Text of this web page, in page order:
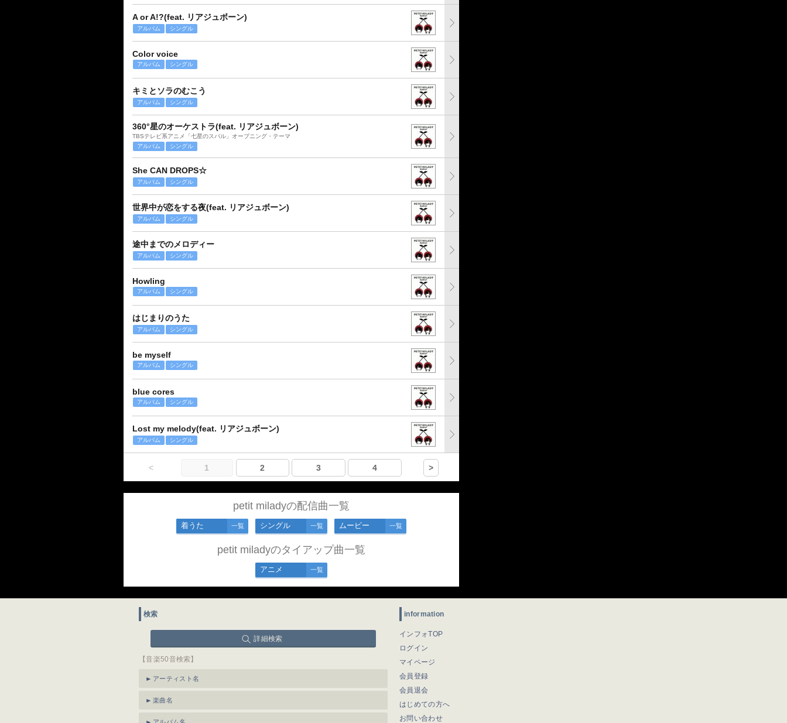
A or A!?(feat. リアジュボーン)
アルバム シングル
Color voice
アルバム シングル
キミとソラのむこう
アルバム シングル
360°星のオーケストラ(feat. リアジュボーン)
TBSテレビ系アニメ「七星のスバル」オープニング・テーマ
アルバム
シングル
She CAN DROPS☆
アルバム シングル
世界中が恋をする夜(feat. リアジュボーン)
アルバム シングル
途中までのメロディー
アルバム シングル
Howling
アルバム シングル
はじまりのうた
アルバム シングル
be myself
アルバム シングル
blue cores
アルバム シングル
Lost my melody(feat. リアジュボーン)
アルバム シングル
< 1 2 3 4 >
petit miladyの配信曲一覧
着うた 一覧 シングル 一覧 ムービー 一覧
petit miladyのタイアップ曲一覧
アニメ 一覧
検索
詳細検索
【音楽50音検索】
アーティスト名
楽曲名
information
インフォTOP
ログイン
マイページ
会員登録
会員退会
はじめての方へ
お問い合わせ